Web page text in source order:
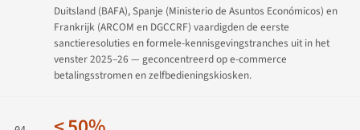
Duitsland (BAFA), Spanje (Ministerio de Asuntos Económicos) en
Frankrijk (ARCOM en DGCCRF) vaardigden de eerste
sanctieresoluties en formele-kennisgevingstranches uit in het
venster 2025–26 — geconcentreerd op e-commerce
betalingsstromen en zelfbedieningskiosken.